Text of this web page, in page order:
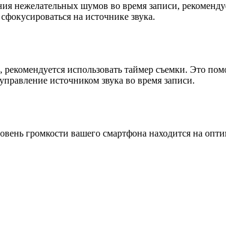
нежелательных шумов во время записи,
на источнике звука.
использовать таймер съемки. Это
источником звука во время записи.
громкости вашего смартфона находится на